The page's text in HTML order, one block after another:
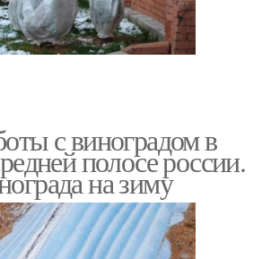
с виноградом в
полосе россии.
на зиму